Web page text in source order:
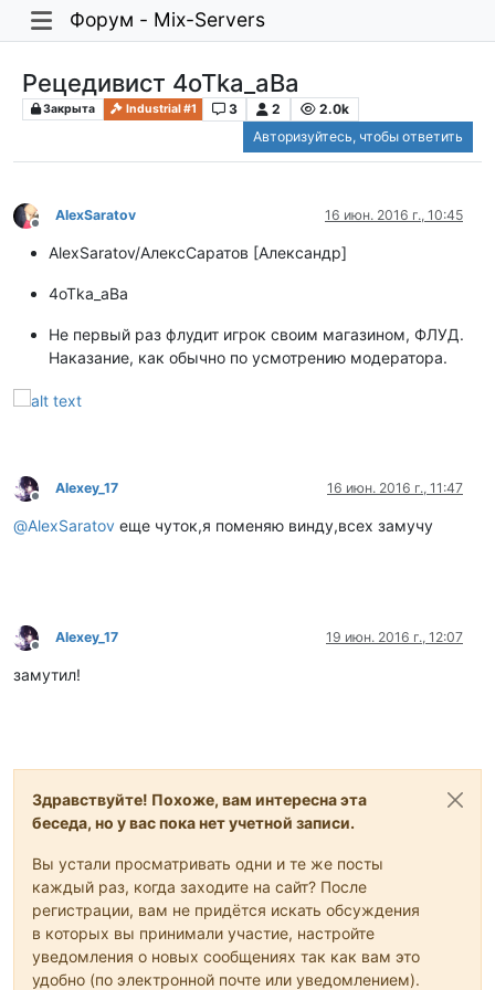
Форум - Mix-Servers
Рецедивист 4oTka_aBa
Закрыта Industrial #1 3 2
2.0k
Авторизуйтесь, чтобы ответить
Не в сети
AlexSaratov 16 июн. 2016 г., 10:45
AlexSaratov/АлексСаратов [Александр]
4oTka_aBa
Не первый раз флудит игрок своим магазином, ФЛУД.
Наказание, как обычно по усмотрению модератора.
Не в сети
Alexey_17 16 июн. 2016 г., 11:47
@AlexSaratov еще чуток,я поменяю винду,всех замучу
Не в сети
Alexey_17 19 июн. 2016 г., 12:07
замутил!
Здравствуйте! Похоже, вам интересна эта
беседа, но у вас пока нет учетной записи.
Вы устали просматривать одни и те же посты
каждый раз, когда заходите на сайт? После
регистрации, вам не придётся искать обсуждения
в которых вы принимали участие, настройте
уведомления о новых сообщениях так как вам это
удобно (по электронной почте или уведомлением).